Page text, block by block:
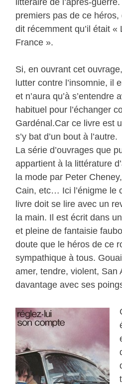
littéraire de l’après-
premiers pas de ce
dit récemment qu’il était «
France ».
Si, en ouvrant cet
lutter contre l’insomnie, il
et n’aura qu’à s’entendre
habituel pour l’échanger
Gardénal.Car ce livre est
s’y bat d’un bout à l’autre.
La série d’ouvrages que
appartient à la littérature
la mode par Peter
Cain, etc… Ici l’énigme le
livre doit se lire avec un
la main. Il est écrit dans
et pleine de fantaisie
doute que le héros de ce
sympathique à tous.
amer, tendre, violent, San
davantage avec ses